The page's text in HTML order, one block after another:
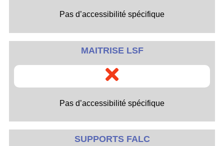
Pas d’accessibilité spécifique
MAITRISE LSF
Pas d’accessibilité spécifique
SUPPORTS FALC